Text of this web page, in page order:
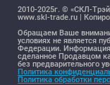
2010-2025г. © «СКЛ-
www.skl-trade.ru |
Обращаем Ваше
условиях не является
Федерации. Информация,
сделанное Продавцом
без предварительного
Политика
Политика обработки